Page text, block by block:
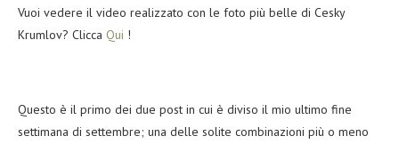
Vuoi vedere il video realizzato con le foto più belle di Cesky
Krumlov? Clicca Qui !
Questo è il primo dei due post in cui è diviso il mio ultimo fine
settimana di settembre; una delle solite combinazioni più o meno